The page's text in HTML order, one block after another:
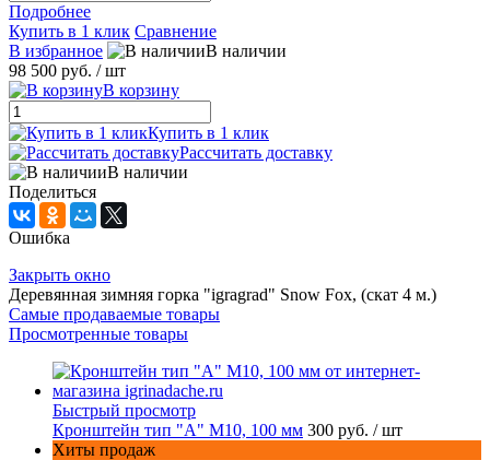
Подробнее
Купить в 1 клик Сравнение
В избранное
В наличии
98 500 руб. / шт
В корзину
Купить в 1 клик
Рассчитать доставку
В наличии
Поделиться
Ошибка
Закрыть окно
Деревянная зимняя горка "igragrad" Snow Fox, (скат 4 м.)
Самые продаваемые товары
Просмотренные товары
Быстрый просмотр
Кронштейн тип "A" M10, 100 мм 300 руб. / шт
Хиты продаж